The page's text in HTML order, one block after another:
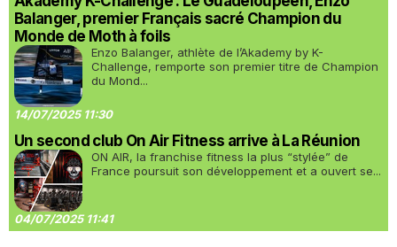
Balanger, premier Français sacré Champion du
Monde de Moth à foils
Enzo Balanger, athlète de l’Akademy by K-
Challenge, remporte son premier titre de Champion
du Mond...
14/07/2025 11:30
Un second club On Air Fitness arrive à La Réunion
ON AIR, la franchise fitness la plus “stylée” de
France poursuit son développement et a ouvert se...
04/07/2025 11:41